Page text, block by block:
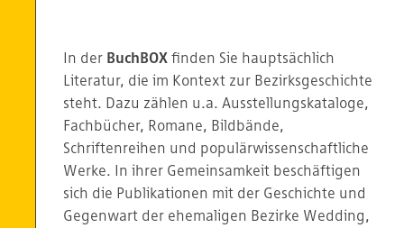
In der BuchBOX finden Sie hauptsächlich
Literatur, die im Kontext zur Bezirksgeschichte
steht. Dazu zählen u.a. Ausstellungskataloge,
Fachbücher, Romane, Bildbände,
Schriftenreihen und populärwissenschaftliche
Werke. In ihrer Gemeinsamkeit beschäftigen
sich die Publikationen mit der Geschichte und
Gegenwart der ehemaligen Bezirke Wedding,